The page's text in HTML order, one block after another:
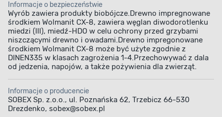
Informacje o bezpieczeństwie
Wyrób zawiera produkty biobójcze.Drewno impregnowane
środkiem Wolmanit CX-8, zawiera węglan diwodorotlenku
miedzi (III), miedź-HDO w celu ochrony przed grzybami
niszczącymi drewno i owadami.Drewno impregonowane
środkiem Wolmanit CX-8 może być użyte zgodnie z
DINEN335 w klasach zagrożenia 1-4.Przechowywać z dala
od jedzenia, napojów, a także pożywienia dla zwierząt.
Informacje o producencie
SOBEX Sp. z.o.o., ul. Poznańska 62, Trzebicz 66-530
Drezdenko, sobex@sobex.pl